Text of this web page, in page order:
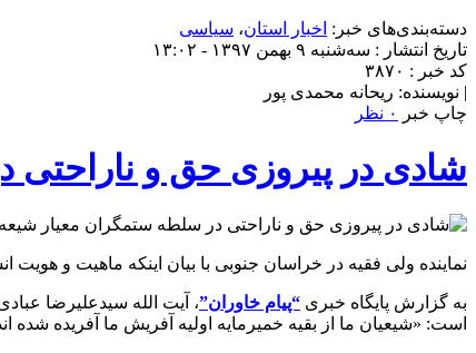
دسته‌بندی‌های خبر: اخبار استان، سیاسی
تاریخ انتشار : سه‌شنبه ۹ بهمن ۱۳۹۷ - ۱۳:۰۲
کد خبر : ۳۸۷۰
| نویسنده: ریحانه محمدی پور
چاپ خبر
۰ نظر
شادی در پیروزی حق و
نماینده ولی فقیه در خراسان جنوبی با بیان اینکه ماهیت و
به گزارش پایگاه خبری “پیام خاوران”، آیت الله سیدعلیرضا
است: «شیعیان ما از بقیه خمیرمایه اولیه آفریش ما آفریده